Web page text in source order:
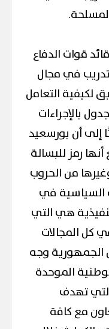
قوات الدفاع
في مجال
لكيفية التعامل
بالإجراءات
إلى أن بورسعيد
رمز للبسالة
من الحروب
السياسية في
هي التي
كل المجالات
الجمهورية وجه
الموحدة
تهدف
مع كافة